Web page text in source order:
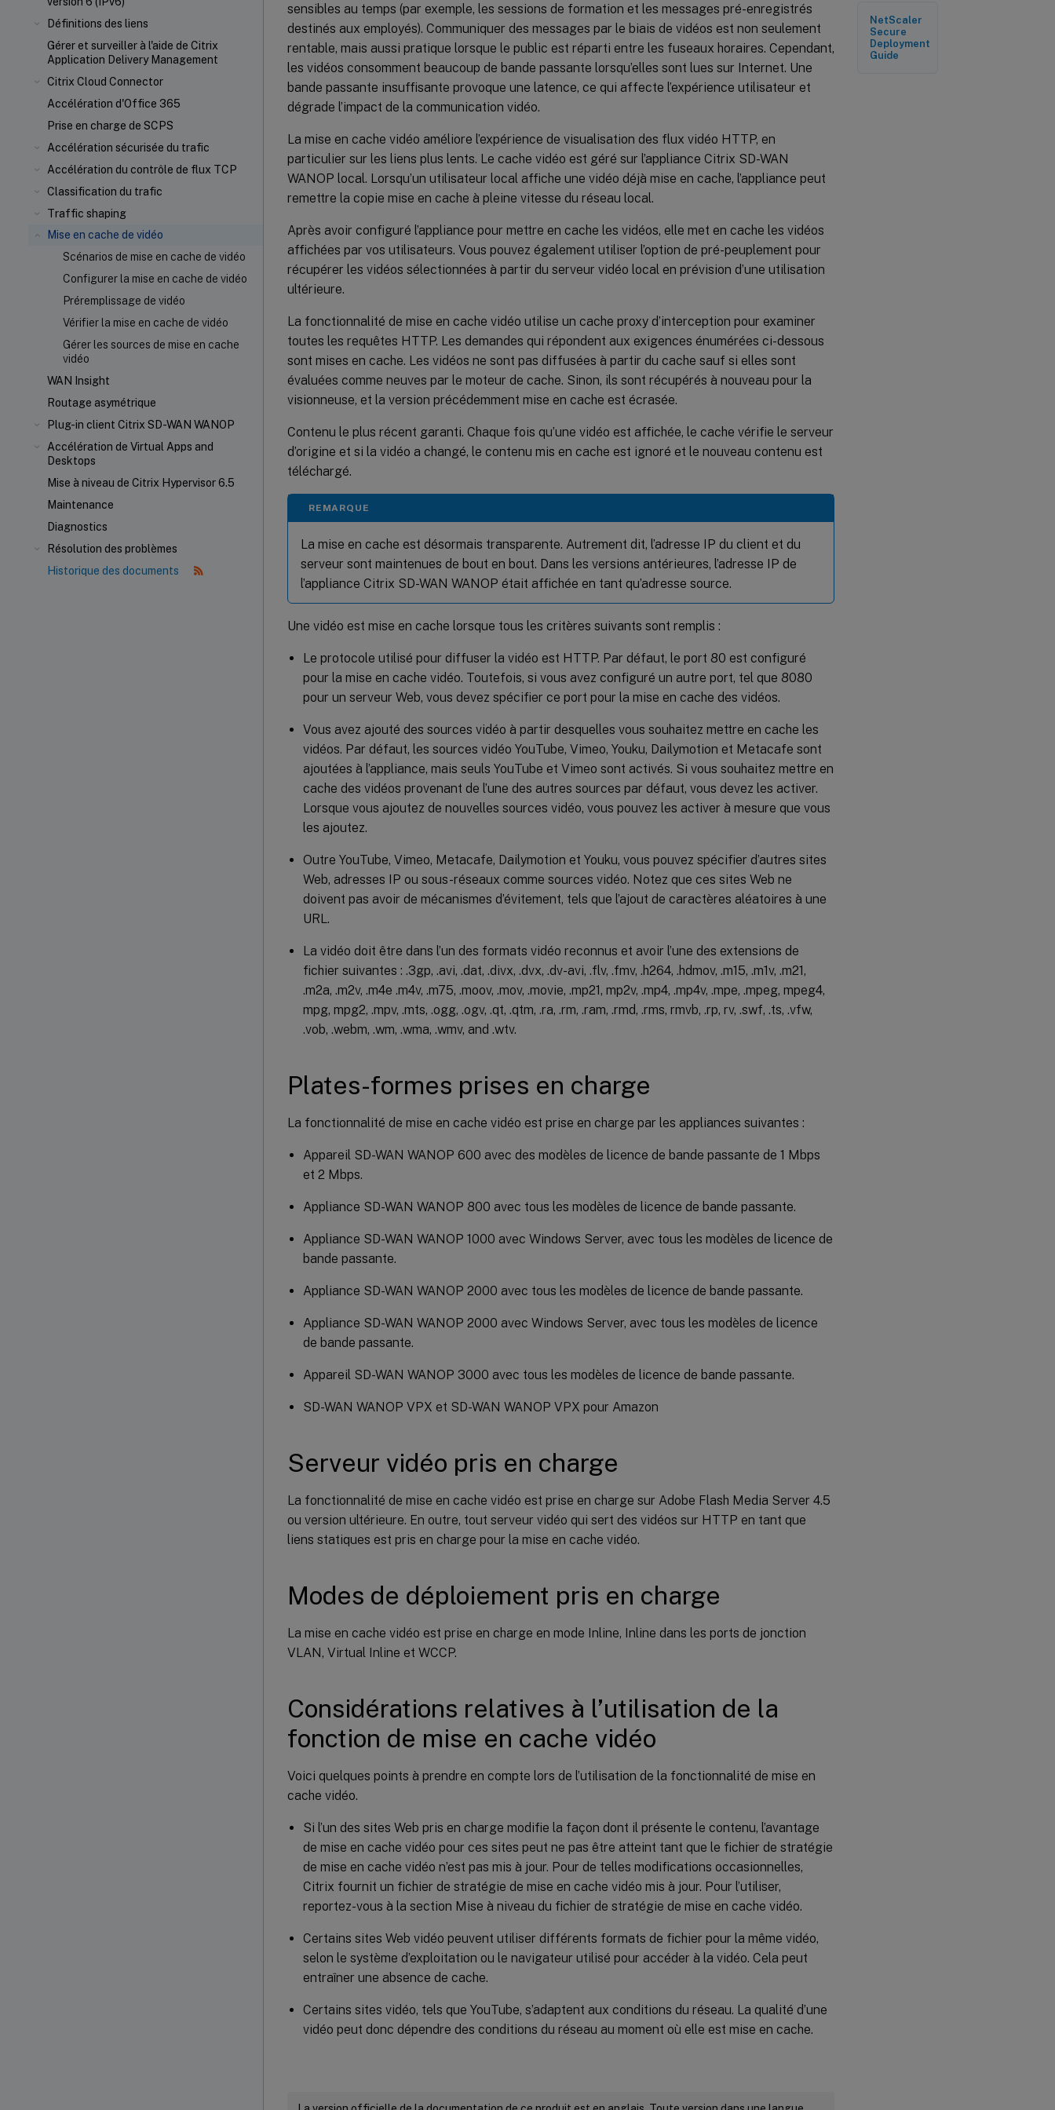
Définitions des liens
Gérer et surveiller à l'aide de Citrix
Application Delivery Management
Citrix Cloud Connector
Accélération d'Office 365
Prise en charge de SCPS
Accélération sécurisée du trafic
Accélération du contrôle de flux TCP
Classification du trafic
Traffic shaping
Mise en cache de vidéo
Scénarios de mise en cache de vidéo
Configurer la mise en cache de vidéo
Préremplissage de vidéo
Vérifier la mise en cache de vidéo
Gérer les sources de mise en cache
vidéo
WAN Insight
Routage asymétrique
Plug-in client Citrix SD-WAN WANOP
Accélération de Virtual Apps and
Desktops
Mise à niveau de Citrix Hypervisor 6.5
Maintenance
Diagnostics
Résolution des problèmes
Historique des documents
sensibles au temps (par exemple, les sessions de formation et les messages pré-enregistrés
destinés aux employés). Communiquer des messages par le biais de vidéos est non seulement
rentable, mais aussi pratique lorsque le public est réparti entre les fuseaux horaires. Cependant,
les vidéos consomment beaucoup de bande passante lorsqu’elles sont lues sur Internet. Une
bande passante insuffisante provoque une latence, ce qui affecte l’expérience utilisateur et
dégrade l’impact de la communication vidéo.
La mise en cache vidéo améliore l’expérience de visualisation des flux vidéo HTTP, en
particulier sur les liens plus lents. Le cache vidéo est géré sur l’appliance Citrix SD-WAN
WANOP local. Lorsqu’un utilisateur local affiche une vidéo déjà mise en cache, l’appliance peut
remettre la copie mise en cache à pleine vitesse du réseau local.
Après avoir configuré l’appliance pour mettre en cache les vidéos, elle met en cache les vidéos
affichées par vos utilisateurs. Vous pouvez également utiliser l’option de pré-peuplement pour
récupérer les vidéos sélectionnées à partir du serveur vidéo local en prévision d’une utilisation
ultérieure.
La fonctionnalité de mise en cache vidéo utilise un cache proxy d’interception pour examiner
toutes les requêtes HTTP. Les demandes qui répondent aux exigences énumérées ci-dessous
sont mises en cache. Les vidéos ne sont pas diffusées à partir du cache sauf si elles sont
évaluées comme neuves par le moteur de cache. Sinon, ils sont récupérés à nouveau pour la
visionneuse, et la version précédemment mise en cache est écrasée.
Contenu le plus récent garanti. Chaque fois qu’une vidéo est affichée, le cache vérifie le serveur
d’origine et si la vidéo a changé, le contenu mis en cache est ignoré et le nouveau contenu est
téléchargé.
REMARQUE
La mise en cache est désormais transparente. Autrement dit, l’adresse IP du client et du
serveur sont maintenues de bout en bout. Dans les versions antérieures, l’adresse IP de
l’appliance Citrix SD-WAN WANOP était affichée en tant qu’adresse source.
Une vidéo est mise en cache lorsque tous les critères suivants sont remplis :
Le protocole utilisé pour diffuser la vidéo est HTTP. Par défaut, le port 80 est configuré
pour la mise en cache vidéo. Toutefois, si vous avez configuré un autre port, tel que 8080
pour un serveur Web, vous devez spécifier ce port pour la mise en cache des vidéos.
Vous avez ajouté des sources vidéo à partir desquelles vous souhaitez mettre en cache les
vidéos. Par défaut, les sources vidéo YouTube, Vimeo, Youku, Dailymotion et Metacafe sont
ajoutées à l’appliance, mais seuls YouTube et Vimeo sont activés. Si vous souhaitez mettre en
cache des vidéos provenant de l’une des autres sources par défaut, vous devez les activer.
Lorsque vous ajoutez de nouvelles sources vidéo, vous pouvez les activer à mesure que vous
les ajoutez.
Outre YouTube, Vimeo, Metacafe, Dailymotion et Youku, vous pouvez spécifier d’autres sites
Web, adresses IP ou sous-réseaux comme sources vidéo. Notez que ces sites Web ne
doivent pas avoir de mécanismes d’évitement, tels que l’ajout de caractères aléatoires à une
URL.
La vidéo doit être dans l’un des formats vidéo reconnus et avoir l’une des extensions de
fichier suivantes : .3gp, .avi, .dat, .divx, .dvx, .dv-avi, .flv, .fmv, .h264, .hdmov, .m15, .m1v, .m21,
.m2a, .m2v, .m4e .m4v, .m75, .moov, .mov, .movie, .mp21, mp2v, .mp4, .mp4v, .mpe, .mpeg, mpeg4,
mpg, mpg2, .mpv, .mts, .ogg, .ogv, .qt, .qtm, .ra, .rm, .ram, .rmd, .rms, rmvb, .rp, rv, .swf, .ts, .vfw,
.vob, .webm, .wm, .wma, .wmv, and .wtv.
Plates-formes prises en charge
La fonctionnalité de mise en cache vidéo est prise en charge par les appliances suivantes :
Appareil SD-WAN WANOP 600 avec des modèles de licence de bande passante de 1 Mbps
et 2 Mbps.
Appliance SD-WAN WANOP 800 avec tous les modèles de licence de bande passante.
Appliance SD-WAN WANOP 1000 avec Windows Server, avec tous les modèles de licence de
bande passante.
Appliance SD-WAN WANOP 2000 avec tous les modèles de licence de bande passante.
Appliance SD-WAN WANOP 2000 avec Windows Server, avec tous les modèles de licence
de bande passante.
Appareil SD-WAN WANOP 3000 avec tous les modèles de licence de bande passante.
SD-WAN WANOP VPX et SD-WAN WANOP VPX pour Amazon
Serveur vidéo pris en charge
La fonctionnalité de mise en cache vidéo est prise en charge sur Adobe Flash Media Server 4.5
ou version ultérieure. En outre, tout serveur vidéo qui sert des vidéos sur HTTP en tant que
liens statiques est pris en charge pour la mise en cache vidéo.
Modes de déploiement pris en charge
La mise en cache vidéo est prise en charge en mode Inline, Inline dans les ports de jonction
VLAN, Virtual Inline et WCCP.
Considérations relatives à l’utilisation de la
fonction de mise en cache vidéo
Voici quelques points à prendre en compte lors de l’utilisation de la fonctionnalité de mise en
cache vidéo.
Si l’un des sites Web pris en charge modifie la façon dont il présente le contenu, l’avantage
de mise en cache vidéo pour ces sites peut ne pas être atteint tant que le fichier de stratégie
de mise en cache vidéo n’est pas mis à jour. Pour de telles modifications occasionnelles,
Citrix fournit un fichier de stratégie de mise en cache vidéo mis à jour. Pour l’utiliser,
reportez-vous à la section Mise à niveau du fichier de stratégie de mise en cache vidéo.
Certains sites Web vidéo peuvent utiliser différents formats de fichier pour la même vidéo,
selon le système d’exploitation ou le navigateur utilisé pour accéder à la vidéo. Cela peut
entraîner une absence de cache.
Certains sites vidéo, tels que YouTube, s’adaptent aux conditions du réseau. La qualité d’une
vidéo peut donc dépendre des conditions du réseau au moment où elle est mise en cache.
déploiement
pris en
charge
NetScaler
Secure
Deployment
Guide